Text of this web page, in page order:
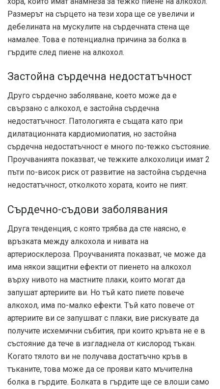
Размерът на сърцето на тези хора ще се увеличи и
дебелината на мускулите на сърдечната стена ще
намалее. Това е потенциална причина за болка в
гърдите след пиене на алкохол.
Застойна сърдечна недостатъчност
Друго сърдечно заболяване, което може да е
свързано с алкохол, е застойна сърдечна
недостатъчност. Патологията е същата като при
дилатационната кардиомиопатия, но застойна
сърдечна недостатъчност е много по-тежко състояние.
Проучванията показват, че тежките алкохолици имат 2
пъти по-висок риск от развитие на застойна сърдечна
недостатъчност, отколкото хората, които не пият.
Сърдечно-съдови заболявания
Друга тенденция, с която трябва да сте наясно, е
връзката между алкохола и нивата на
артериосклероза. Проучванията показват, че може да
има някои защитни ефекти от пиенето на алкохол
върху нивото на мастните плаки, които могат да
запушат артериите ви. Но тъй като пиете повече
алкохол, има по-малко ефекти. Тъй като повече от
артериите ви се запушват с плаки, вие рискувате да
получите исхемични събития, при които кръвта не е в
състояние да тече в изгладнела от кислород тъкан.
Когато тялото ви не получава достатъчно кръв в
тъканите, това може да се прояви като мъчителна
болка в гърдите. Болката в гърдите ще се влоши само